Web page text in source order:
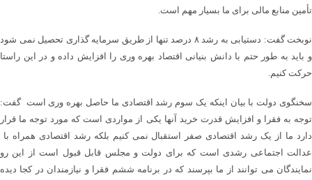
تأمین منابع مالی برای ما بسیار مهم است.
نوبخت گفت: دستیابی به رشد ۸ درصد تنها از طریق سرمایه گذاری تحصیل نمی شود
و باید به طور حتم با دانش بنیانی اقتصاد بهره وری را افزایش داده و در این راستا
حرکت کنیم.
سخنگوی دولت با بیان اینکه یک سوم رشد اقتصادی ما حاصل بهره وری است گفت:
توجه به فقرا و افزایش قدرت خرید آنها یکی از مواردی است که مورد توجه ما قرار
دارد ما از یک رشد اقتصادی صفر استقبال نمی کنیم بلکه رشد اقتصادی همراه با
عدالت اجتماعی رشدی است که برای دولت و مجلس قابل قبول است از این رو
نمایندگان می توانند از ما بپرسند که در برنامه ششم فقرا و نیازمندان در کجا دیده